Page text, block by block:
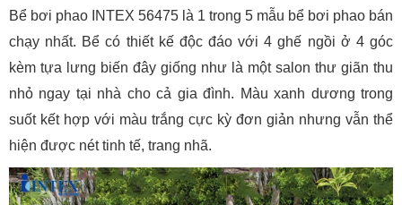
Bể bơi phao INTEX 56475 là 1 trong 5 mẫu bể bơi phao bán
chạy nhất. Bể có thiết kế độc đáo với 4 ghế ngồi ở 4 góc
kèm tựa lưng biến đây giống như là một salon thư giãn thu
nhỏ ngay tại nhà cho cả gia đình. Màu xanh dương trong
suốt kết hợp với màu trắng cực kỳ đơn giản nhưng vẫn thể
hiện được nét tinh tế, trang nhã.